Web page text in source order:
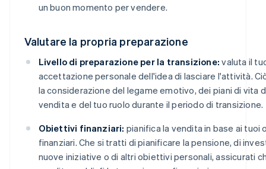
un buon momento per vendere.
Valutare la propria preparazione
Livello di preparazione per la transizione: valuta il
accettazione personale dell'idea di lasciare l'attività.
la considerazione del legame emotivo, dei piani di vita
vendita e del tuo ruolo durante il periodo di transizione.
Obiettivi finanziari: pianifica la vendita in base ai tuoi
finanziari. Che si tratti di pianificare la pensione, di
nuove iniziative o di altri obiettivi personali, assicurati